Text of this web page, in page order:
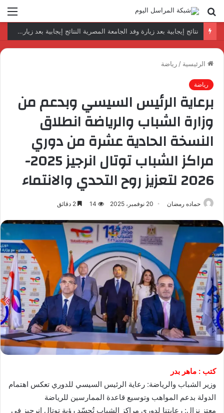
بحث
عن
رئيس المكتب التنفيذي للمجلس العربي للاختصاصات الصحية يبحث مع الأمين العام لجامعة الدول العربية تعزيز التعاون لتطوير النظم الصحية العربية
الرئيسية / رياضة
رياضة
برعاية الرئيس السيسي وبدعم من
وزارة الشباب والرياضة انطلاق
النسخة الحادية عشرة من دوري
مراكز الشباب توتال انرجيز 2025-
2026 لتعزيز روح التحدي والانتماء
حماده رمضان 20 نوفمبر، 2025 14
كتب : ماهر بدر
وزير الشباب والرياضة: رعاية الرئيس السيسي للدوري تعكس اهتمام
الدولة بدعم المواهب وتوسيع قاعدة الممارسين للرياضة
معتز نزال: رعايتنا لدوري مراكز الشباب تُجسّد رؤية توتال إنرجيز في